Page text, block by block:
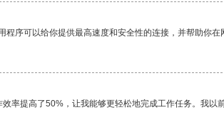
程序可以给你提供最高速度和安全性的连接，并帮助你在
率提高了50%，让我能够更轻松地完成工作任务。我以